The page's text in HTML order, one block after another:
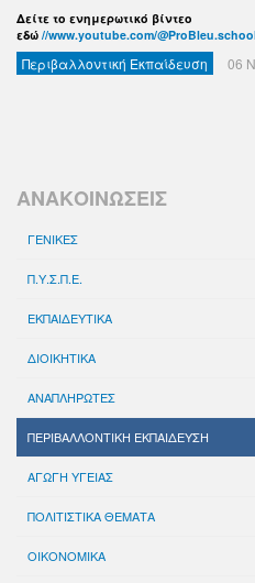
Δείτε το ενημερωτικό βίντεο
εδώ //www.youtube.com/
Περιβαλλοντική Εκπαίδευση 06
ΑΝΑΚΟΙΝΩΣΕΙΣ
ΓΕΝΙΚΕΣ
Π.Υ.Σ.Π.Ε.
ΕΚΠΑΙΔΕΥΤΙΚΑ
ΔΙΟΙΚΗΤΙΚΑ
ΑΝΑΠΛΗΡΩΤΕΣ
ΠΕΡΙΒΑΛΛΟΝΤΙΚΗ ΕΚΠΑΙΔΕΥΣΗ
ΑΓΩΓΗ ΥΓΕΙΑΣ
ΠΟΛΙΤΙΣΤΙΚΑ ΘΕΜΑΤΑ
ΟΙΚΟΝΟΜΙΚΑ